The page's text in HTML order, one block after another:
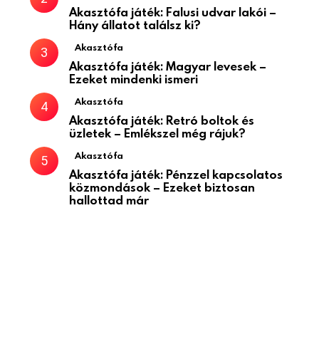
Akasztófa játék: Falusi udvar lakói –
Hány állatot találsz ki?
Akasztófa
Akasztófa játék: Magyar levesek –
Ezeket mindenki ismeri
Akasztófa
Akasztófa játék: Retró boltok és
üzletek – Emlékszel még rájuk?
Akasztófa
Akasztófa játék: Pénzzel kapcsolatos
közmondások – Ezeket biztosan
hallottad már